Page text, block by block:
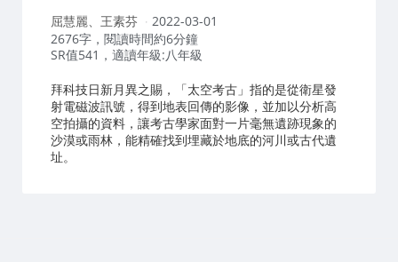
作
者：
屈慧麗、王素芬
2022-03-01
2676字，閱讀時間約6分鐘
SR值541，適讀年級:八年級
拜科技日新月異之賜，「太空考古」指的是從衛星發
射電磁波訊號，得到地表回傳的影像，並加以分析高
空拍攝的資料，讓考古學家面對一片毫無遺跡現象的
沙漠或雨林，能精確找到埋藏於地底的河川或古代遺
址。